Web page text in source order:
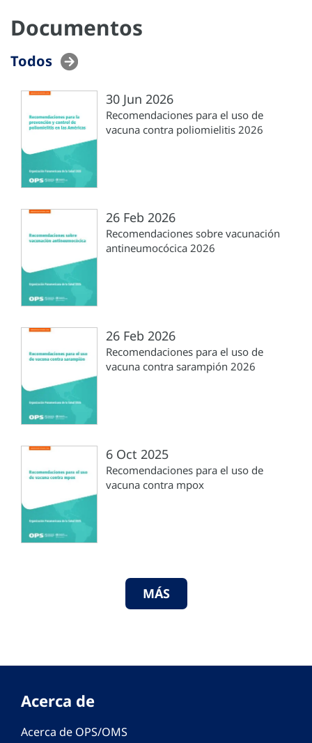
Documentos
Todos
30 Jun 2026
Recomendaciones para el uso de
vacuna contra poliomielitis 2026
26 Feb 2026
Recomendaciones sobre vacunación
antineumocócica 2026
26 Feb 2026
Recomendaciones para el uso de
vacuna contra sarampión 2026
6 Oct 2025
Recomendaciones para el uso de
vacuna contra mpox
MÁS
Acerca de
Acerca de OPS/OMS